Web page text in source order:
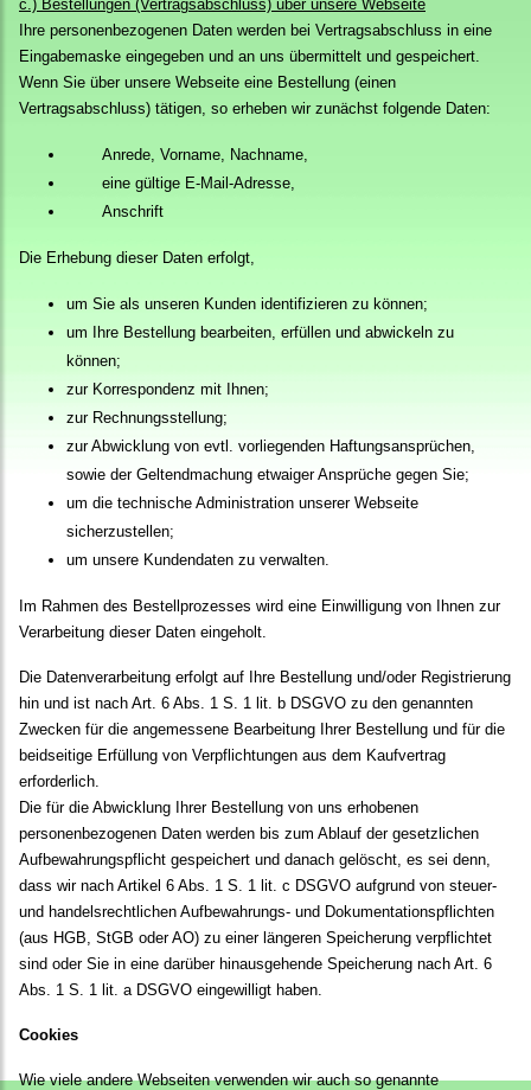
c.) Bestellungen (Vertragsabschluss) über unsere Webseite
Ihre personenbezogenen Daten werden bei Vertragsabschluss in eine
Eingabemaske eingegeben und an uns übermittelt und gespeichert.
Wenn Sie über unsere Webseite eine Bestellung (einen
Vertragsabschluss) tätigen, so erheben wir zunächst folgende Daten:
Anrede, Vorname, Nachname,
eine gültige E-Mail-Adresse,
Anschrift
Die Erhebung dieser Daten erfolgt,
um Sie als unseren Kunden identifizieren zu können;
um Ihre Bestellung bearbeiten, erfüllen und abwickeln zu
können;
zur Korrespondenz mit Ihnen;
zur Rechnungsstellung;
zur Abwicklung von evtl. vorliegenden Haftungsansprüchen,
sowie der Geltendmachung etwaiger Ansprüche gegen Sie;
um die technische Administration unserer Webseite
sicherzustellen;
um unsere Kundendaten zu verwalten.
Im Rahmen des Bestellprozesses wird eine Einwilligung von Ihnen zur
Verarbeitung dieser Daten eingeholt.
Die Datenverarbeitung erfolgt auf Ihre Bestellung und/oder Registrierung
hin und ist nach Art. 6 Abs. 1 S. 1 lit. b DSGVO zu den genannten
Zwecken für die angemessene Bearbeitung Ihrer Bestellung und für die
beidseitige Erfüllung von Verpflichtungen aus dem Kaufvertrag
erforderlich.
Die für die Abwicklung Ihrer Bestellung von uns erhobenen
personenbezogenen Daten werden bis zum Ablauf der gesetzlichen
Aufbewahrungspflicht gespeichert und danach gelöscht, es sei denn,
dass wir nach Artikel 6 Abs. 1 S. 1 lit. c DSGVO aufgrund von steuer-
und handelsrechtlichen Aufbewahrungs- und Dokumentationspflichten
(aus HGB, StGB oder AO) zu einer längeren Speicherung verpflichtet
sind oder Sie in eine darüber hinausgehende Speicherung nach Art. 6
Abs. 1 S. 1 lit. a DSGVO eingewilligt haben.
Cookies
Wie viele andere Webseiten verwenden wir auch so genannte